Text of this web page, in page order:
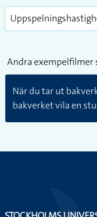
Andra exempelfilmer
När du tar ut
bakverket vila en